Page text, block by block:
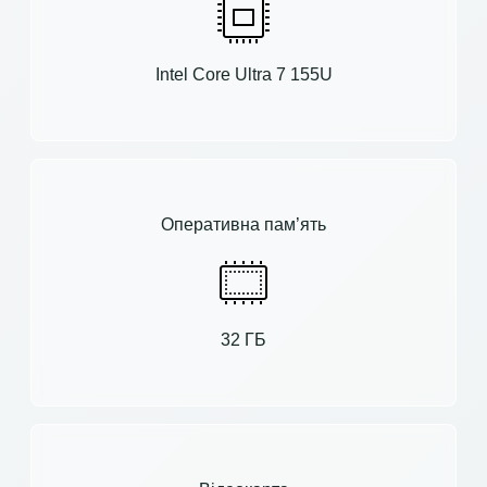
Intel Core Ultra 7 155U
Оперативна пам’ять
32 ГБ